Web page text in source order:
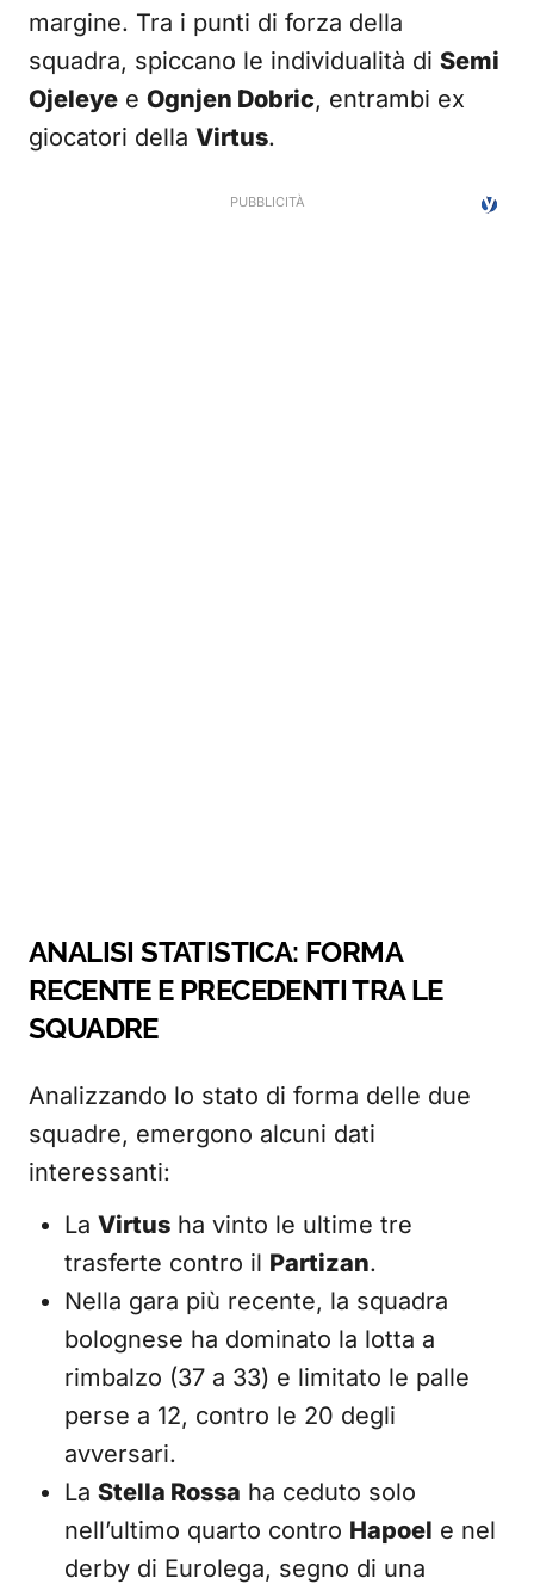
margine. Tra i punti di forza della
squadra, spiccano le individualità di Semi
Ojeleye e Ognjen Dobric, entrambi ex
giocatori della Virtus.
ANALISI STATISTICA: FORMA
RECENTE E PRECEDENTI TRA LE
SQUADRE
Analizzando lo stato di forma delle due
squadre, emergono alcuni dati
interessanti:
La Virtus ha vinto le ultime tre
trasferte contro il Partizan.
Nella gara più recente, la squadra
bolognese ha dominato la lotta a
rimbalzo (37 a 33) e limitato le palle
perse a 12, contro le 20 degli
avversari.
La Stella Rossa ha ceduto solo
nell’ultimo quarto contro Hapoel e nel
derby di Eurolega, segno di una